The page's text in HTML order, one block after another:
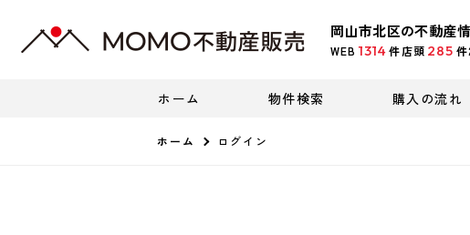
岡山市北区の不動産
WEB 1314 件店頭 285 件
ホーム 物件検索 購入の流れ
ホーム ログイン